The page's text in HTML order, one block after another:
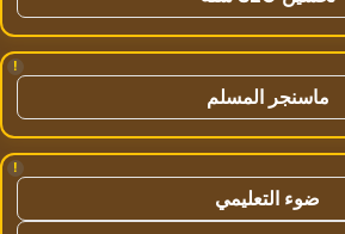
!
ماسنجر المسلم
!
ضوء التعليمي